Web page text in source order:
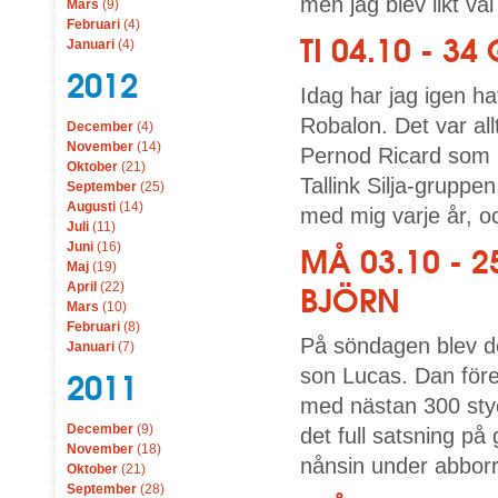
Mars (9)
Februari (4)
Januari (4)
2012
December (4)
November (14)
Oktober (21)
September (25)
Augusti (14)
Juli (11)
Juni (16)
Maj (19)
April (22)
Mars (10)
Februari (8)
Januari (7)
2011
December (9)
November (18)
Oktober (21)
September (28)
TI 04.10 - 34
Idag har jag igen
Robalon. Det var
Pernod Ricard
Tallink Silja-
med mig varje år,
MÅ 03.10 -
BJÖRN
På söndagen blev
son Lucas. Dan
med nästan 300
det full satsning på
nånsin under